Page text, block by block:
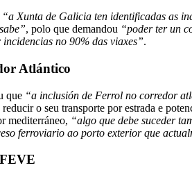
“a Xunta de Galicia ten identificadas as
, polo que demandou “poder ter un
no 90% das viaxes”.
Atlántico
que “a inclusión de Ferrol no corredor
o seu transporte por estrada e
mediterráneo, “algo que debe suceder
ferroviario ao porto exterior que